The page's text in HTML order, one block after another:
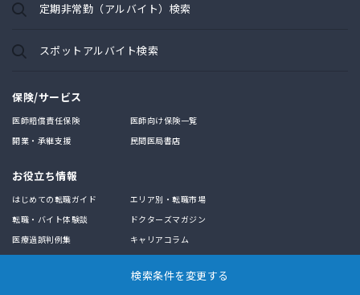
検索条件を変更する
定期非常勤（アルバイト）検索
スポットアルバイト検索
保険/サービス
医師賠償責任保険
医師向け保険一覧
開業・承継支援
民間医局書店
お役立ち情報
はじめての転職ガイド
エリア別・転職市場
転職・バイト体験談
ドクターズマガジン
医療過誤判例集
キャリアコラム